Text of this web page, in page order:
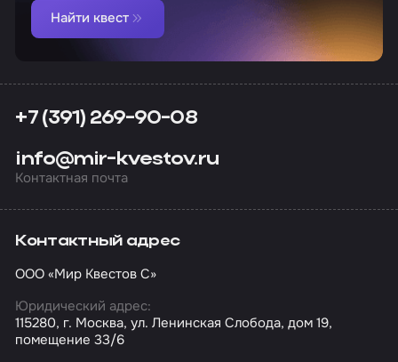
Найти квест
+7 (391) 269-90-08
info@mir-kvestov.ru
Контактная почта
Контактный адрес
ООО «Мир Квестов С»
Юридический адрес:
115280, г. Москва, ул. Ленинская Слобода, дом 19,
помещение 33/6